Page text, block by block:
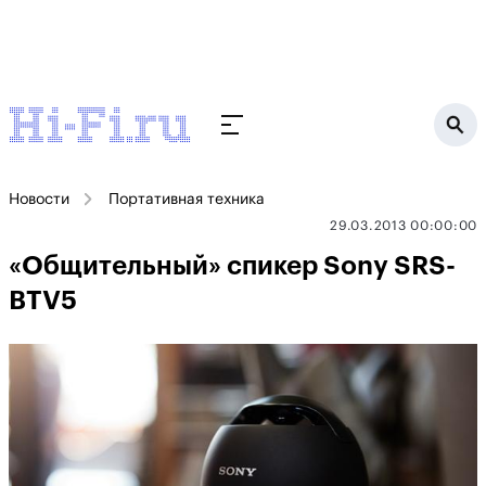
Новости Портативная техника
29.03.2013 00:00:00
«Общительный» спикер Sony SRS-
BTV5